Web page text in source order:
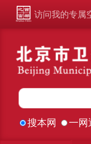
访问我的专属
搜本网 一网